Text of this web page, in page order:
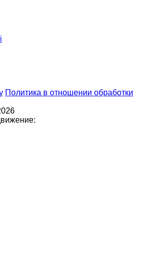
Политика в отношении обработки